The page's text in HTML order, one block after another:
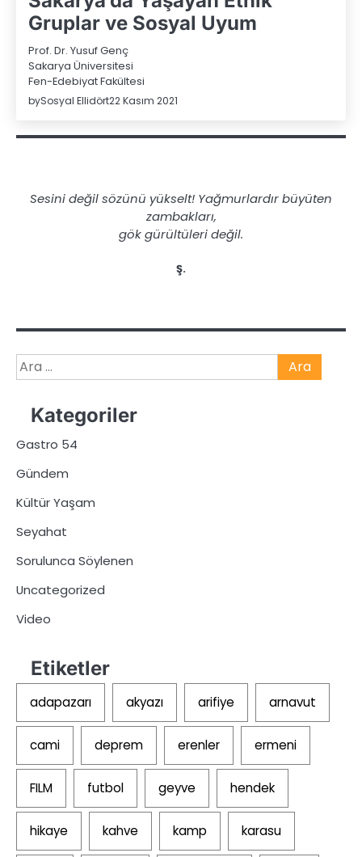
Gruplar ve Sosyal Uyum
Prof. Dr. Yusuf Genç
Sakarya Üniversitesi
Fen-Edebiyat Fakültesi
bySosyal Ellidört22 Kasım 2021
Sesini değil sözünü yükselt! Yağmurlardır büyüten
zambakları,
gök gürültüleri değil.
Ş.
Arama:
Kategoriler
Gastro 54
Gündem
Kültür Yaşam
Seyahat
Sorulunca Söylenen
Uncategorized
Video
Etiketler
adapazarı akyazı arifiye arnavut
cami deprem erenler ermeni
FILM futbol geyve hendek
hikaye kahve kamp karasu